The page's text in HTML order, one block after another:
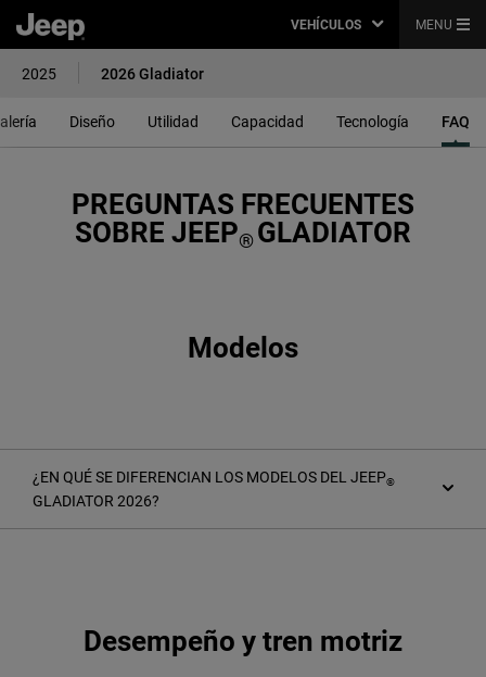
VEHÍCULOS MENU
2025 2026 Gladiator
Diseño Utilidad Capacidad Tecnología FAQ
PREGUNTAS FRECUENTES
SOBRE JEEP®GLADIATOR
Modelos
¿EN QUÉ SE DIFERENCIAN LOS MODELOS DEL JEEP®
GLADIATOR 2026?
Desempeño y tren motriz